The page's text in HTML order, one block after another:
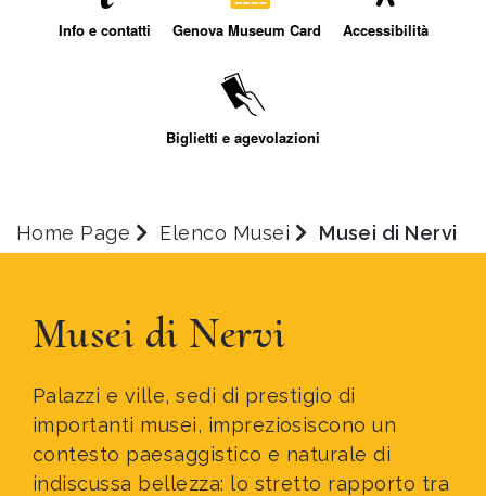
Info e contatti Genova Museum Card Accessibilità
Biglietti e agevolazioni
Home Page Elenco Musei Musei di Nervi
Musei di Nervi
Palazzi e ville, sedi di prestigio di
importanti musei, impreziosiscono un
contesto paesaggistico e naturale di
indiscussa bellezza: lo stretto rapporto tra